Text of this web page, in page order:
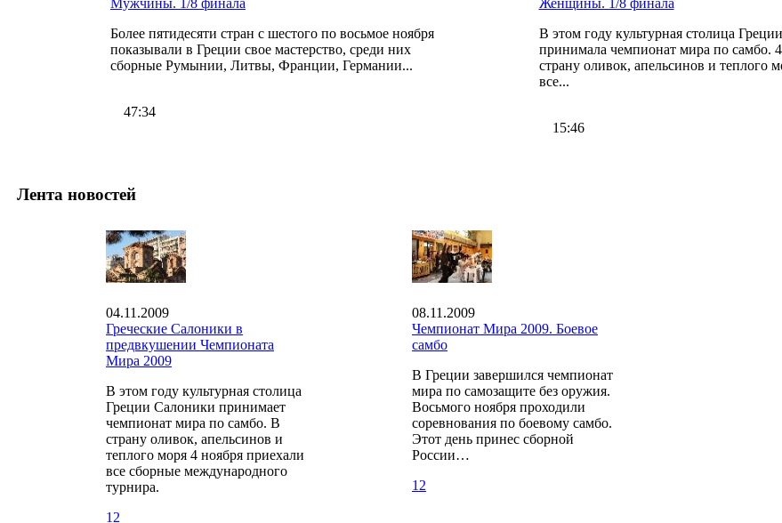
Мужчины. 1/8 финала
Более пятидесяти стран с шестого по восьмое ноября
показывали в Греции свое мастерство, среди них
сборные Румынии, Литвы, Франции, Германии...
47:34
Женщины. 1/8 финала
В этом году культурная столица
принимала чемпионат мира по самбо.
страну оливок, апельсинов и теплого
все...
15:46
Лента новостей
04.11.2009
Греческие Салоники в
предвкушении Чемпионата
Мира 2009
В этом году культурная столица
Греции Салоники принимает
чемпионат мира по самбо. В
страну оливок, апельсинов и
теплого моря 4 ноября приехали
все сборные международного
турнира.
12
08.11.2009
Чемпионат Мира 2009. Боевое
самбо
В Греции завершился чемпионат
мира по самозащите без оружия.
Восьмого ноября проходили
соревнования по боевому самбо.
Этот день принес сборной
России…
12